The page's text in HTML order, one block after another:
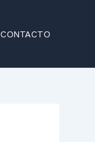
CONTACTO